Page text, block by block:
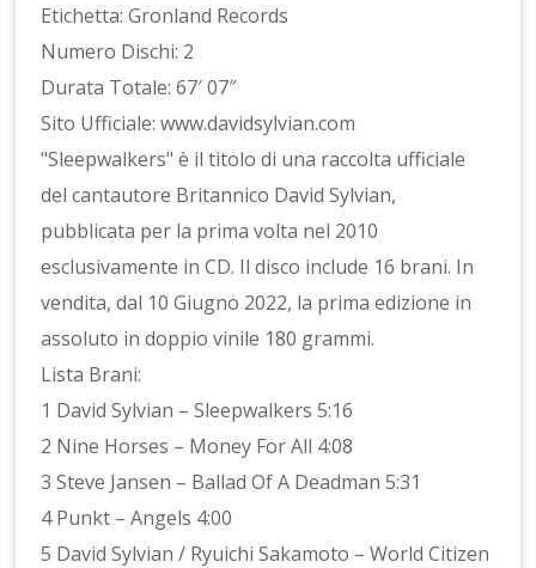
Etichetta: Gronland Records
Numero Dischi: 2
Durata Totale: 67′ 07″
Sito Ufficiale: www.davidsylvian.com
"Sleepwalkers" è il titolo di una raccolta ufficiale
del cantautore Britannico David Sylvian,
pubblicata per la prima volta nel 2010
esclusivamente in CD. Il disco include 16 brani. In
vendita, dal 10 Giugno 2022, la prima edizione in
assoluto in doppio vinile 180 grammi.
Lista Brani:
1 David Sylvian – Sleepwalkers 5:16
2 Nine Horses – Money For All 4:08
3 Steve Jansen – Ballad Of A Deadman 5:31
4 Punkt – Angels 4:00
5 David Sylvian / Ryuichi Sakamoto – World Citizen